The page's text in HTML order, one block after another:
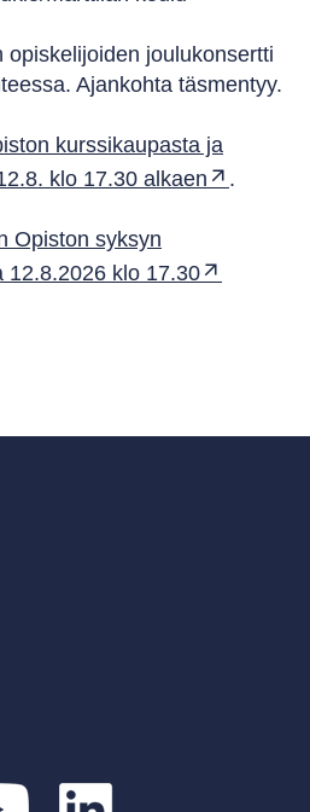
opiskelijoiden joulukonsertti
Ajankohta täsmentyy.
kurssikaupasta ja
klo 17.30 alkaen
.
Opiston syksyn
12.8.2026 klo 17.30